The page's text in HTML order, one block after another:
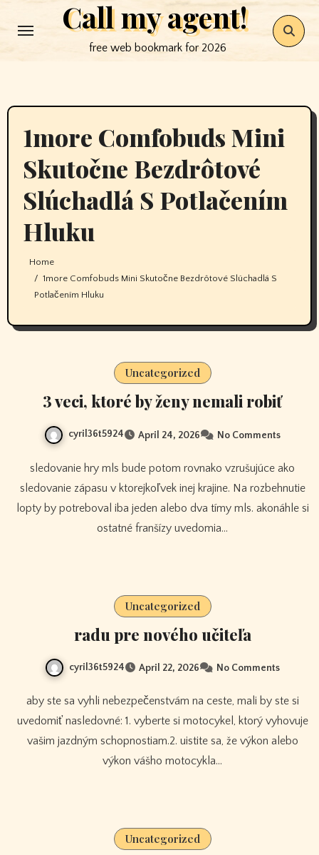
to
Call my agent!
free web bookmark for 2026
1more Comfobuds Mini
Skutočne Bezdrôtové
Slúchadlá S Potlačením
Hluku
Home
1more Comfobuds Mini Skutočne Bezdrôtové Slúchadlá S
Potlačením Hluku
Uncategorized
3 veci, ktoré by ženy nemali robiť
cyril36t5924 April 24, 2026 No Comments
sledovanie hry mls bude potom rovnako vzrušujúce ako
sledovanie zápasu v ktorejkoľvek inej krajine. Na rozbehnutie
lopty by potreboval iba jeden alebo dva tímy mls. akonáhle si
ostatné franšízy uvedomia…
Uncategorized
radu pre nového učiteľa
cyril36t5924 April 22, 2026 No Comments
aby ste sa vyhli nebezpečenstvám na ceste, mali by ste si
uvedomiť nasledovné: 1. vyberte si motocykel, ktorý vyhovuje
vašim jazdným schopnostiam.2. uistite sa, že výkon alebo
výkon vášho motocykla…
Uncategorized